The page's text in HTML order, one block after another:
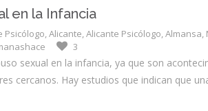
los iguales
Problemas de atención e
hiperactividad
en la Infancia
Psicólogo,Alicante,Alicante Psicólogo,Almansa,
3
sexual en la infancia, ya que son
cercanos. Hay estudios que indican que